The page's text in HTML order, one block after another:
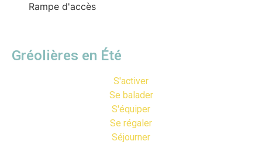
Rampe d'accès
Gréolières en Été
S'activer
Se balader
S'équiper
Se régaler
Séjourner